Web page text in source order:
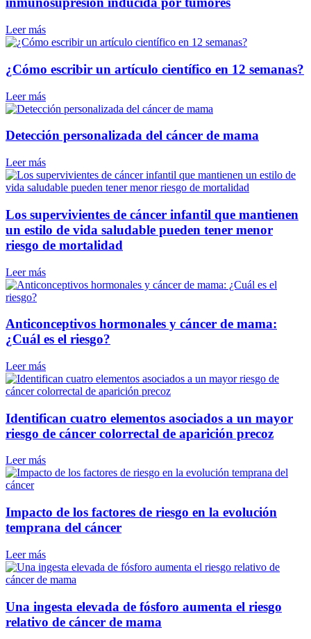
Leer más
¿Cómo escribir un artículo científico en 12 semanas?
Leer más
Detección personalizada del cáncer de mama
Leer más
Los supervivientes de cáncer infantil que mantienen
un estilo de vida saludable pueden tener menor
riesgo de mortalidad
Leer más
Anticonceptivos hormonales y cáncer de mama:
¿Cuál es el riesgo?
Leer más
Identifican cuatro elementos asociados a un mayor
riesgo de cáncer colorrectal de aparición precoz
Leer más
Impacto de los factores de riesgo en la evolución
temprana del cáncer
Leer más
Una ingesta elevada de fósforo aumenta el riesgo
relativo de cáncer de mama